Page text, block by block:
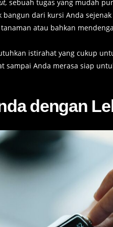
sebuah tugas yang mudah
bangun dari kursi Anda
atau bahkan
istirahat yang cukup
sampai Anda merasa siap
dengan